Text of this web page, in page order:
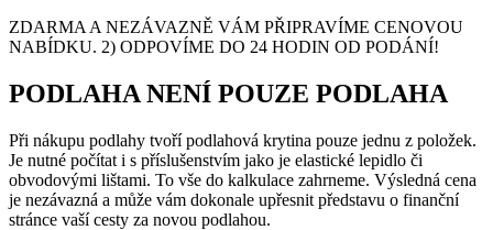
ZDARMA A NEZÁVAZNĚ VÁM PŘIPRAVÍME CENOVOU
NABÍDKU. 2) ODPOVÍME DO 24 HODIN OD PODÁNÍ!
PODLAHA NENÍ POUZE PODLAHA
Při nákupu podlahy tvoří podlahová krytina pouze jednu z položek.
Je nutné počítat i s příslušenstvím jako je elastické lepidlo či
obvodovými lištami. To vše do kalkulace zahrneme. Výsledná cena
je nezávazná a může vám dokonale upřesnit představu o finanční
stránce vaší cesty za novou podlahou.